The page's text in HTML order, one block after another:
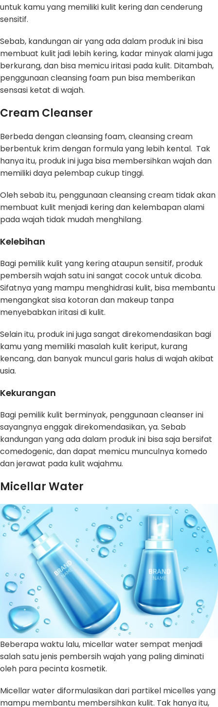
untuk kamu yang memiliki kulit kering dan cenderung
sensitif.
Sebab, kandungan air yang ada dalam produk ini bisa
membuat kulit jadi lebih kering, kadar minyak alami juga
berkurang, dan bisa memicu iritasi pada kulit. Ditambah,
penggunaan cleansing foam pun bisa memberikan
sensasi ketat di wajah.
Cream Cleanser
Berbeda dengan cleansing foam, cleansing cream
berbentuk krim dengan formula yang lebih kental. Tak
hanya itu, produk ini juga bisa membersihkan wajah dan
memiliki daya pelembap cukup tinggi.
Oleh sebab itu, penggunaan cleansing cream tidak akan
membuat kulit menjadi kering dan kelembapan alami
pada wajah tidak mudah menghilang.
Kelebihan
Bagi pemilik kulit yang kering ataupun sensitif, produk
pembersih wajah satu ini sangat cocok untuk dicoba.
Sifatnya yang mampu menghidrasi kulit, bisa membantu
mengangkat sisa kotoran dan makeup tanpa
menyebabkan iritasi di kulit.
Selain itu, produk ini juga sangat direkomendasikan bagi
kamu yang memiliki masalah kulit keriput, kurang
kencang, dan banyak muncul garis halus di wajah akibat
usia.
Kekurangan
Bagi pemilik kulit berminyak, penggunaan cleanser ini
sayangnya enggak direkomendasikan, ya. Sebab
kandungan yang ada dalam produk ini bisa saja bersifat
comedogenic, dan dapat memicu munculnya komedo
dan jerawat pada kulit wajahmu.
Micellar Water
Beberapa waktu lalu, micellar water sempat menjadi
salah satu jenis pembersih wajah yang paling diminati
oleh para pecinta kosmetik.
Micellar water diformulasikan dari partikel micelles yang
mampu membantu membersihkan kulit. Tak hanya itu,